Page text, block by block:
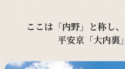
ここは「内野」と称し
平安京「大内裏